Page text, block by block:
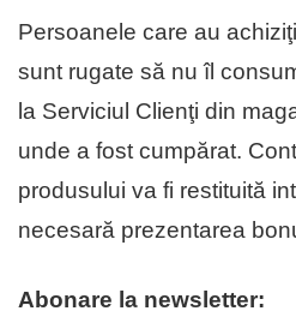
Persoanele care au
sunt rugate să nu îl
la Serviciul Clienţi din
unde a fost cumpărat.
produsului va fi restituită
necesară prezentarea
Abonare la newsletter: